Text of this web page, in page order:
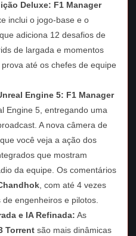
Deluxe: F1 Manager
inclui o jogo-base e o
adiciona 12 desafios de
de largada e momentos
até os chefes de equipe
Engine 5: F1 Manager
Engine 5, entregando uma
A nova câmera de
você veja a ação dos
que mostram
da equipe. Os comentários
, com até 4 vezes
engenheiros e pilotos.
e IA Refinada: As
Torrent são mais dinâmicas